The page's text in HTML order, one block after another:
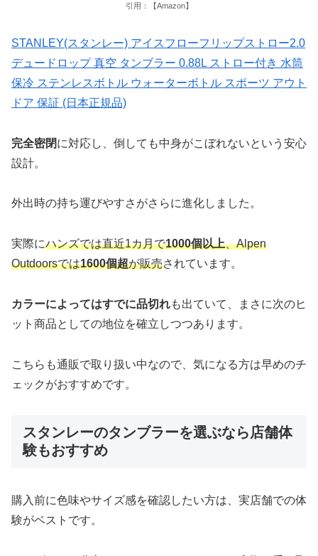
引用：【Amazon】
STANLEY(スタンレー) アイスフローフリップストロー2.0
デュードロップ 真空 タンブラー 0.88L ストロー付き 水筒
保冷 ステンレスボトル ウォーターボトル スポーツ アウト
ドア 保証 (日本正規品)
完全密閉に対応し、倒しても中身がこぼれないという安心
設計。
外出時の持ち運びやすさがさらに進化しました。
実際にハンズでは直近1カ月で1000個以上、Alpen
Outdoorsでは1600個超が販売されています。
カラーによってはすでに品切れも出ていて、まさに次のヒ
ット商品としての地位を確立しつつあります。
こちらも通販で取り扱い中なので、気になる方は早めのチ
ェックがおすすめです。
スタンレーのタンブラーを選ぶなら店舗体
験もおすすめ
購入前に色味やサイズ感を確認したい方は、実店舗での体
験がベストです。